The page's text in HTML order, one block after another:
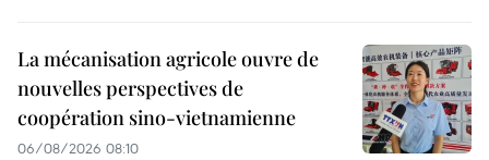
La mécanisation agricole ouvre de
nouvelles perspectives de
coopération sino-vietnamienne
06/08/2026 08:10